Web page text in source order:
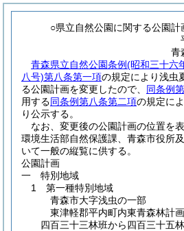
○県立自然公園に関する公園計
青
青森県立自然公園条例(昭和三十六
八号)第八条第一項の規定により浅虫
る公園計画を変更したので、 同条例
用する同条例第八条第二項の規定に
り公示する。
なお、変更後の公園計画の位置を
環境生活部自然保護課、青森市役所
いて一般の縦覧に供する。
公園計画
一 特別地域
1 第一種特別地域
青森市大字浅虫の一部
東津軽郡平内町内東青森林計
四百三十三林班から四百三十五